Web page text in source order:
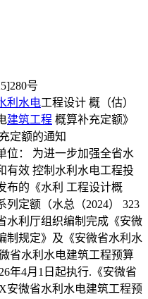
号
利水电工程设计 概（估）
建筑工程 概算补充定额》
定额的通知
位： 为进一步加强全省水
有效 控制水利水电工程投
布的《水利 工程设计概
列定额（水总（2024） 323
水利厅组织编制完成《安微
制规定》及《安微省水利水
省水利水电建筑工程预算
年4月1日起执行.《安微省
安微省水利水电建筑工程预